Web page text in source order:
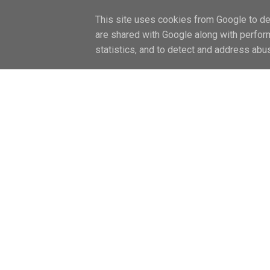
FŐOLDAL / HOME LIFESTYLE
This site uses cookies from Google to
are shared with Google along with
statistics, and to detect and address